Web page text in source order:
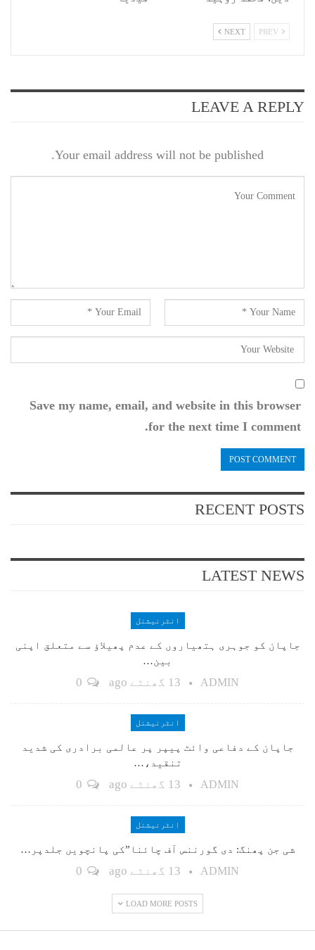
NEXT
LEAVE A REPLY
Your email address will not be published.
Save my name, email, and website in this browser
for the next time I comment.
RECENT POSTS
LATEST NEWS
انٹرنیشنل
جاپان کو جوہری ہتھیاروں کے عدم پھیلاؤ سے متعلق اپنی
بین…
ADMIN 13 گھنٹے ago
انٹرنیشنل
جاپان کے دفاعی وائٹ پیپر پر عالمی برادری کی شدید
تنقید،…
ADMIN 13 گھنٹے ago
انٹرنیشنل
شی جن پھنگ: دی گورننس آف چائنا”کی پانچویں جلدپر…
ADMIN 13 گھنٹے ago
LOAD MORE POSTS